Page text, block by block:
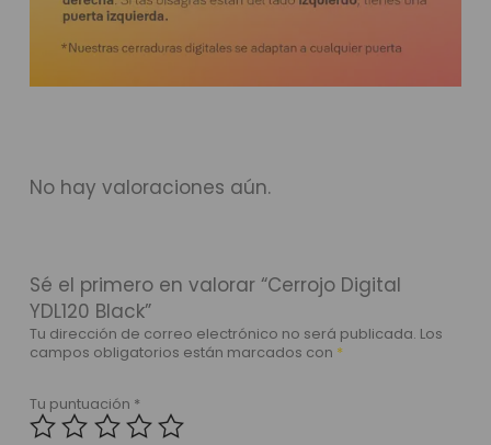
No hay valoraciones aún.
Sé el primero en valorar “Cerrojo Digital
YDL120 Black”
Tu dirección de correo electrónico no será publicada. Los
campos obligatorios están marcados con *
Tu puntuación *